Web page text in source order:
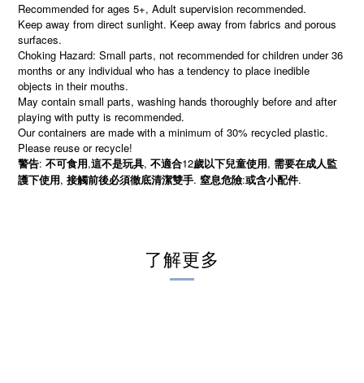
Recommended for ages 5+, Adult supervision recommended.
Keep away from direct sunlight. Keep away from fabrics and porous
surfaces.
Choking Hazard: Small parts, not recommended for children under 36
months or any individual who has a tendency to place inedible
objects in their mouths.
May contain small parts, washing hands thoroughly before and after
playing with putty is recommended.
Our containers are made with a minimum of 30% recycled plastic.
Please reuse or recycle!
警告: 不可食用,這不是玩具, 不適合12歲以下兒童使用, 需要在成人監
護下使用, 接觸前後必須徹底清潔雙手. 窒息危險:或含小配件.
了解更多